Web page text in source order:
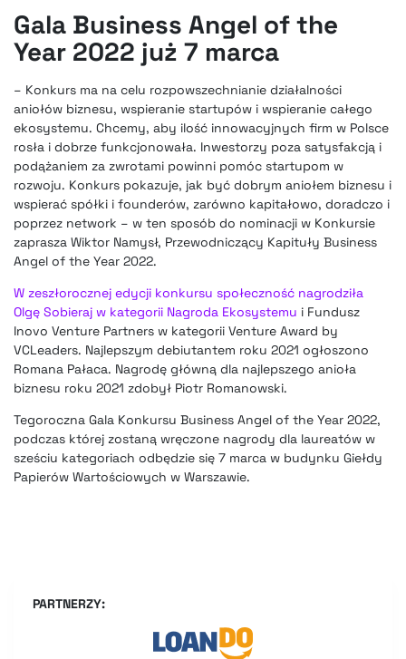
Gala Business Angel of the
Year 2022 już 7 marca
– Konkurs ma na celu rozpowszechnianie działalności
aniołów biznesu, wspieranie startupów i wspieranie całego
ekosystemu. Chcemy, aby ilość innowacyjnych firm w Polsce
rosła i dobrze funkcjonowała. Inwestorzy poza satysfakcją i
podążaniem za zwrotami powinni pomóc startupom w
rozwoju. Konkurs pokazuje, jak być dobrym aniołem biznesu i
wspierać spółki i founderów, zarówno kapitałowo, doradczo i
poprzez network – w ten sposób do nominacji w Konkursie
zaprasza Wiktor Namysł, Przewodniczący Kapituły Business
Angel of the Year 2022.
W zeszłorocznej edycji konkursu społeczność nagrodziła
Olgę Sobieraj w kategorii Nagroda Ekosystemu i Fundusz
Inovo Venture Partners w kategorii Venture Award by
VCLeaders. Najlepszym debiutantem roku 2021 ogłoszono
Romana Pałaca. Nagrodę główną dla najlepszego anioła
biznesu roku 2021 zdobył Piotr Romanowski.
Tegoroczna Gala Konkursu Business Angel of the Year 2022,
podczas której zostaną wręczone nagrody dla laureatów w
sześciu kategoriach odbędzie się 7 marca w budynku Giełdy
Papierów Wartościowych w Warszawie.
PARTNERZY: